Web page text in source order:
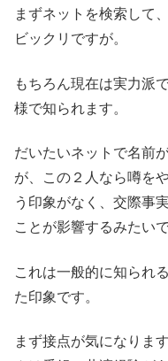
まずネットを検索して
ビックリですが。
もちろん現在は実力派
様で知られます。
だいたいネットで名前
が、この２人なら噂を
う印象がなく、交際事
ことが影響するみたいで
これは一般的に知られ
た印象です。
まず接点が気になりま